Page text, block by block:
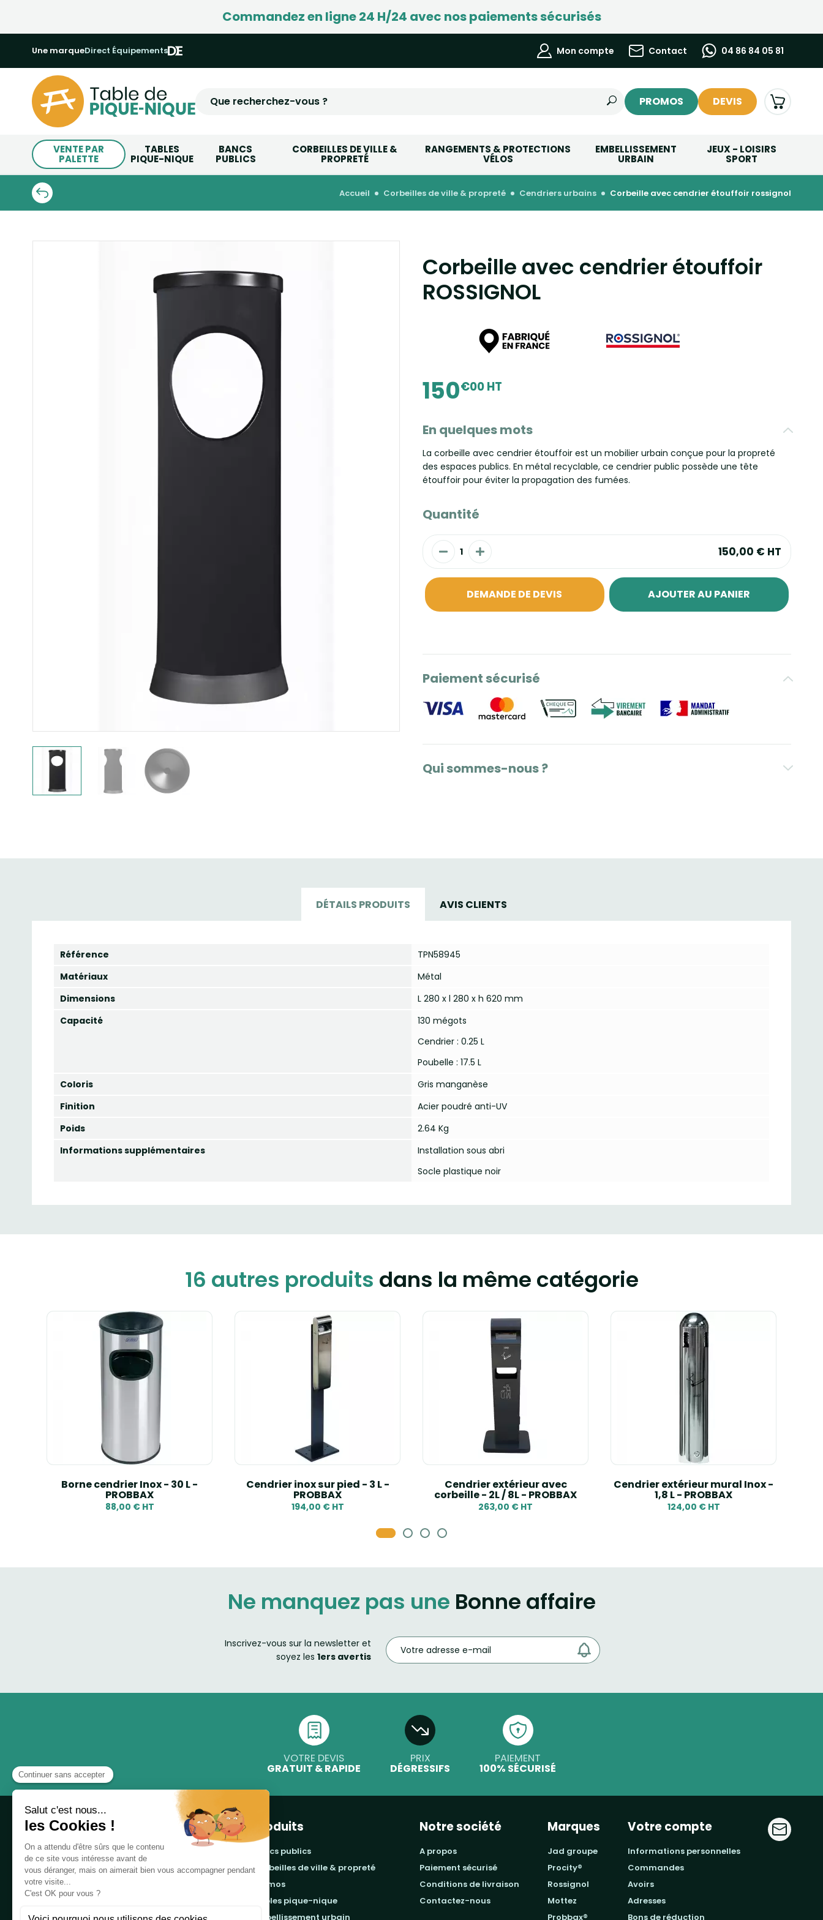
Commandez en ligne 24 H/24 avec nos paiements sécurisés
Une marqueDirect Équipements Mon compte Contact 04 86 84 05 81
PROMOS DEVIS
VENTE PAR
PALETTE
TABLES
PIQUE-NIQUE
BANCS
PUBLICS
CORBEILLES DE VILLE &
PROPRETÉ
RANGEMENTS & PROTECTIONS
VÉLOS
EMBELLISSEMENT
URBAIN
JEUX - LOISIRS
SPORT
accueil corbeilles de ville & propreté cendriers urbains corbeille avec cendrier étouffoir rossignol
Corbeille avec cendrier étouffoir
ROSSIGNOL
150€00 HT
En quelques mots
La corbeille avec cendrier étouffoir est un mobilier urbain conçue pour la propreté
des espaces publics. En métal recyclable, ce cendrier public possède une tête
étouffoir pour éviter la propagation des fumées.
Quantité
150,00 € HT
DEMANDE DE DEVIS AJOUTER AU PANIER
Paiement sécurisé
Qui sommes-nous ?
DÉTAILS PRODUITS AVIS CLIENTS
Référence
TPN58945
Matériaux
Métal
Dimensions
L 280 x l 280 x h 620 mm
Capacité
130 mégots
Cendrier : 0.25 L
Poubelle : 17.5 L
Coloris
Gris manganèse
Finition
Acier poudré anti-UV
Poids
2.64 Kg
Informations supplémentaires
Installation sous abri
Socle plastique noir
16 autres produits dans la même catégorie
Borne cendrier Inox - 30 L -
PROBBAX
88,00 € HT
Cendrier inox sur pied - 3 L -
PROBBAX
194,00 € HT
Cendrier extérieur avec
corbeille - 2L / 8L - PROBBAX
263,00 € HT
Cendrier extérieur mural Inox -
1,8 L - PROBBAX
124,00 € HT
Ne manquez pas une Bonne affaire
Inscrivez-vous sur la newsletter et
soyez les 1ers avertis
VOTRE DEVIS
GRATUIT & RAPIDE
PRIX
DÉGRESSIFS
PAIEMENT
100% SÉCURISÉ
Notre boutique, spécialisée dans la vente de
table de pique-nique et de plein air, est
Produits
bancs publics
corbeilles de ville & propreté
promos
tables pique-nique
embellissement urbain
Notre société
a propos
paiement sécurisé
conditions de livraison
contactez-nous
Marques
jad groupe
procity®
rossignol
mottez
probbax®
Votre compte
informations personnelles
commandes
avoirs
adresses
bons de réduction